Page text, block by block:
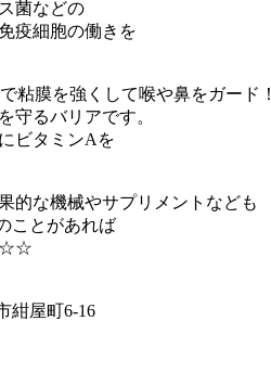
菌などの
疫細胞の働きを
粘膜を強くして喉や鼻をガード！
守るバリアです。
ビタミンAを
的な機械やサプリメントなども
ことがあれば
屋町6-16